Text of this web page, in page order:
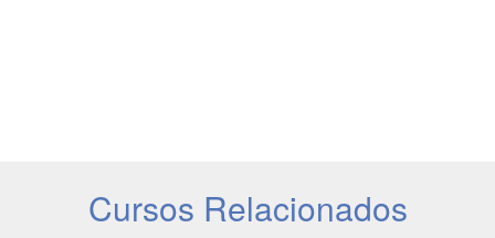
Cursos Relacionados